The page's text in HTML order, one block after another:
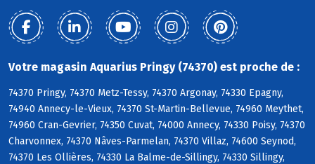
Votre magasin Aquarius Pringy (74370) est proche de :
74370 Pringy, 74370 Metz-Tessy, 74370 Argonay, 74330 Epagny,
74940 Annecy-le-Vieux, 74370 St-Martin-Bellevue, 74960 Meythet,
74960 Cran-Gevrier, 74350 Cuvat, 74000 Annecy, 74330 Poisy, 74370
Charvonnex, 74370 Nâves-Parmelan, 74370 Villaz, 74600 Seynod,
74370 Les Ollières, 74330 La Balme-de-Sillingy, 74330 Sillingy,